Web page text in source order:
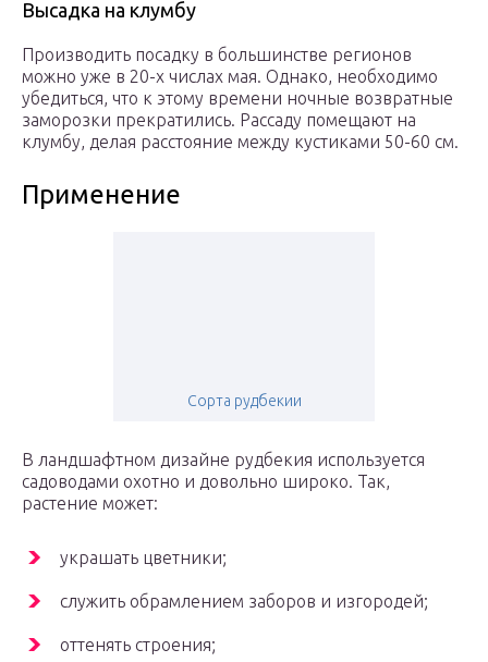
Высадка на клумбу
Производить посадку в большинстве регионов
можно уже в 20-х числах мая. Однако, необходимо
убедиться, что к этому времени ночные возвратные
заморозки прекратились. Рассаду помещают на
клумбу, делая расстояние между кустиками 50-60 см.
Применение
Сорта рудбекии
В ландшафтном дизайне рудбекия используется
садоводами охотно и довольно широко. Так,
растение может:
украшать цветники;
служить обрамлением заборов и изгородей;
оттенять строения;